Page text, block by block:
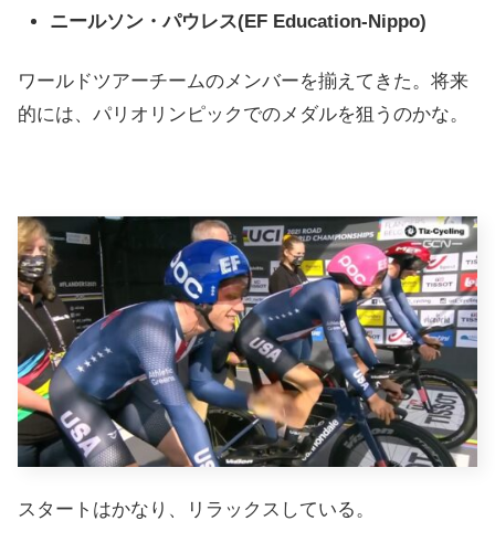
ニールソン・パウレス(EF Education-Nippo)
ワールドツアーチームのメンバーを揃えてきた。将来
的には、パリオリンピックでのメダルを狙うのかな。
スタートはかなり、リラックスしている。